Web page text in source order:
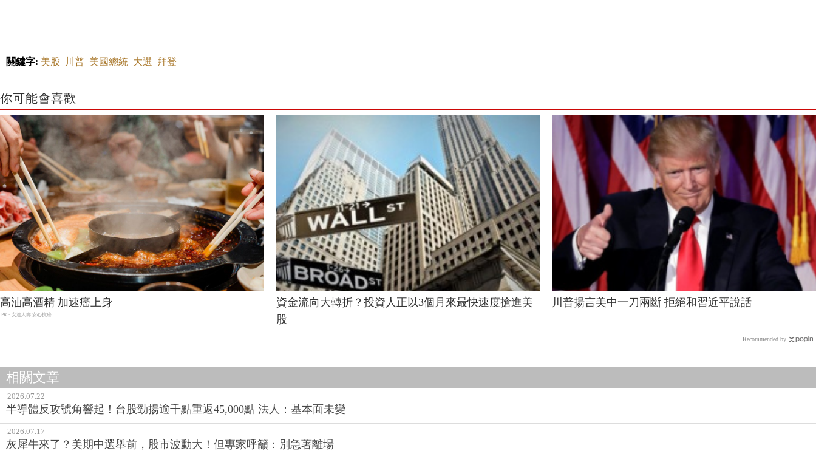
關鍵字: 美股 川普 美國總統 大選 拜登
你可能會喜歡
高油高酒精 加速癌上身
PR・安達人壽 安心抗癌
資金流向大轉折？投資人正以3個月來最快速度搶進美
股
川普揚言美中一刀兩斷 拒絕和習近平說話
Recommended by
相關文章
2026.07.22
半導體反攻號角響起！台股勁揚逾千點重返45,000點 法人：基本面未變
2026.07.17
灰犀牛來了？美期中選舉前，股市波動大！但專家呼籲：別急著離場